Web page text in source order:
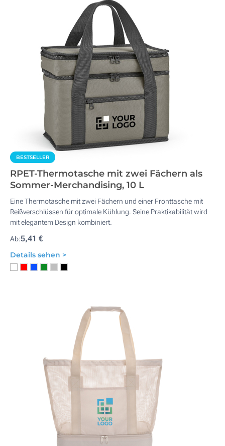
BESTSELLER
RPET-Thermotasche mit zwei Fächern als
Sommer-Merchandising, 10 L
Eine Thermotasche mit zwei Fächern und einer Fronttasche mit
Reißverschlüssen für optimale Kühlung. Seine Praktikabilität wird
mit elegantem Design kombiniert.
Ab:5,41 €
Details sehen >